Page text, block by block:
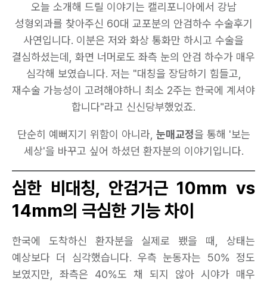
오늘 소개해 드릴 이야기는 캘리포니아에서 강남
성형외과를 찾아주신 60대 교포분의 안검하수 수술후기
사연입니다. 이분은 저와 화상 통화만 하시고 수술을
결심하셨는데, 화면 너머로도 좌측 눈의 안검 하수가 매우
심각해 보였습니다. 저는 "대칭을 장담하기 힘들고,
재수술 가능성이 고려해야하니 최소 2주는 한국에 계셔야
합니다"라고 신신당부했었죠.
단순히 예뻐지기 위함이 아니라, 눈매교정을 통해 '보는
세상'을 바꾸고 싶어 하셨던 환자분의 이야기입니다.
심한 비대칭, 안검거근 10mm vs
14mm의 극심한 기능 차이
한국에 도착하신 환자분을 실제로 뵀을 때, 상태는
예상보다 더 심각했습니다. 우측 눈동자는 50% 정도
보였지만, 좌측은 40%도 채 되지 않아 시야가 매우